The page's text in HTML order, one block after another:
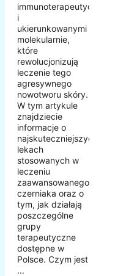
immunoterapeutycznymi
i
ukierunkowanymi
molekularnie,
które
rewolucjonizują
leczenie tego
agresywnego
nowotworu skóry.
W tym artykule
znajdziecie
informacje o
najskuteczniejszych
lekach
stosowanych w
leczeniu
zaawansowanego
czerniaka oraz o
tym, jak działają
poszczególne
grupy
terapeutyczne
dostępne w
Polsce. Czym jest
...